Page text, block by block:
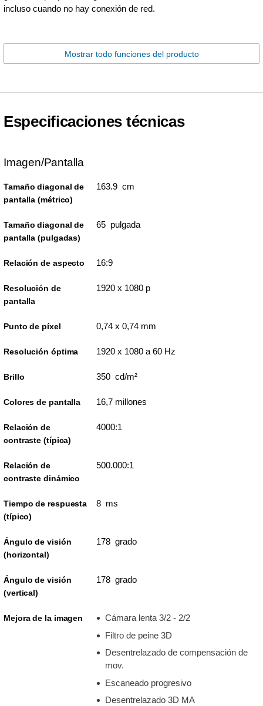
incluso cuando no hay conexión de red.
Mostrar todo funciones del producto
Especificaciones técnicas
Imagen/Pantalla
Tamaño diagonal de
pantalla (métrico)
163.9 cm
Tamaño diagonal de
pantalla (pulgadas)
65 pulgada
Relación de aspecto 16:9
Resolución de
pantalla
1920 x 1080 p
Punto de píxel 0,74 x 0,74 mm
Resolución óptima 1920 x 1080 a 60 Hz
Brillo 350 cd/m²
Colores de pantalla 16,7 millones
Relación de
contraste (típica)
4000:1
Relación de
contraste dinámico
500.000:1
Tiempo de respuesta
(típico)
8 ms
Ángulo de visión
(horizontal)
178 grado
Ángulo de visión
(vertical)
178 grado
Mejora de la imagen
Cámara lenta 3/2 - 2/2
Filtro de peine 3D
Desentrelazado de compensación de
mov.
Escaneado progresivo
Desentrelazado 3D MA